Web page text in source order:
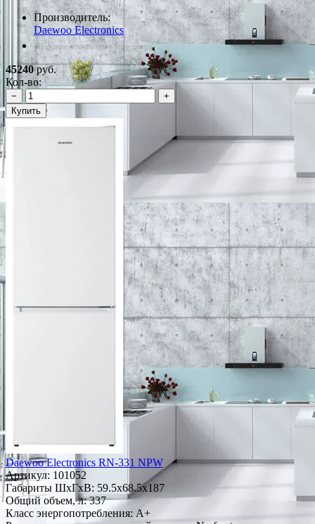
Производитель:
Daewoo Electronics
*Наличие уточняйте у менеджера
45240 руб.
Кол-во:
−
+
Купить
Daewoo Electronics RN-331 NPW
Артикул: 101052
Габариты ШxГxВ: 59.5x68.5x187
Общий объем, л: 337
Класс энергопотребления: A+